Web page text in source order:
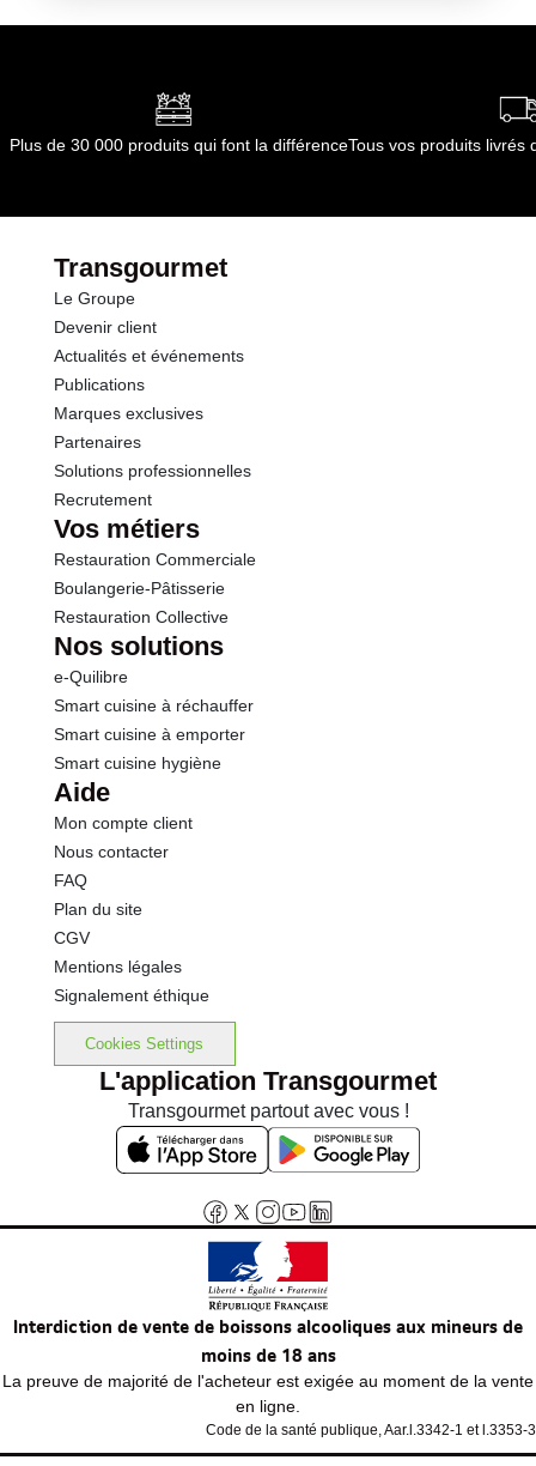
Plus de 30 000 produits qui font la différenceTous vos produits livrés
Transgourmet
Le Groupe
Devenir client
Actualités et événements
Publications
Marques exclusives
Partenaires
Solutions professionnelles
Recrutement
Vos métiers
Restauration Commerciale
Boulangerie-Pâtisserie
Restauration Collective
Nos solutions
e-Quilibre
Smart cuisine à réchauffer
Smart cuisine à emporter
Smart cuisine hygiène
Aide
Mon compte client
Nous contacter
FAQ
Plan du site
CGV
Mentions légales
Signalement éthique
Cookies Settings
L'application Transgourmet
Transgourmet partout avec vous !
Interdiction de vente de boissons alcooliques aux mineurs de
moins de 18 ans
La preuve de majorité de l'acheteur est exigée au moment de la vente
en ligne.
Code de la santé publique, Aar.l.3342-1 et l.3353-3